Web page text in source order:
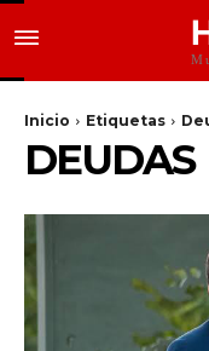
Inicio Etiquetas
DEUDAS